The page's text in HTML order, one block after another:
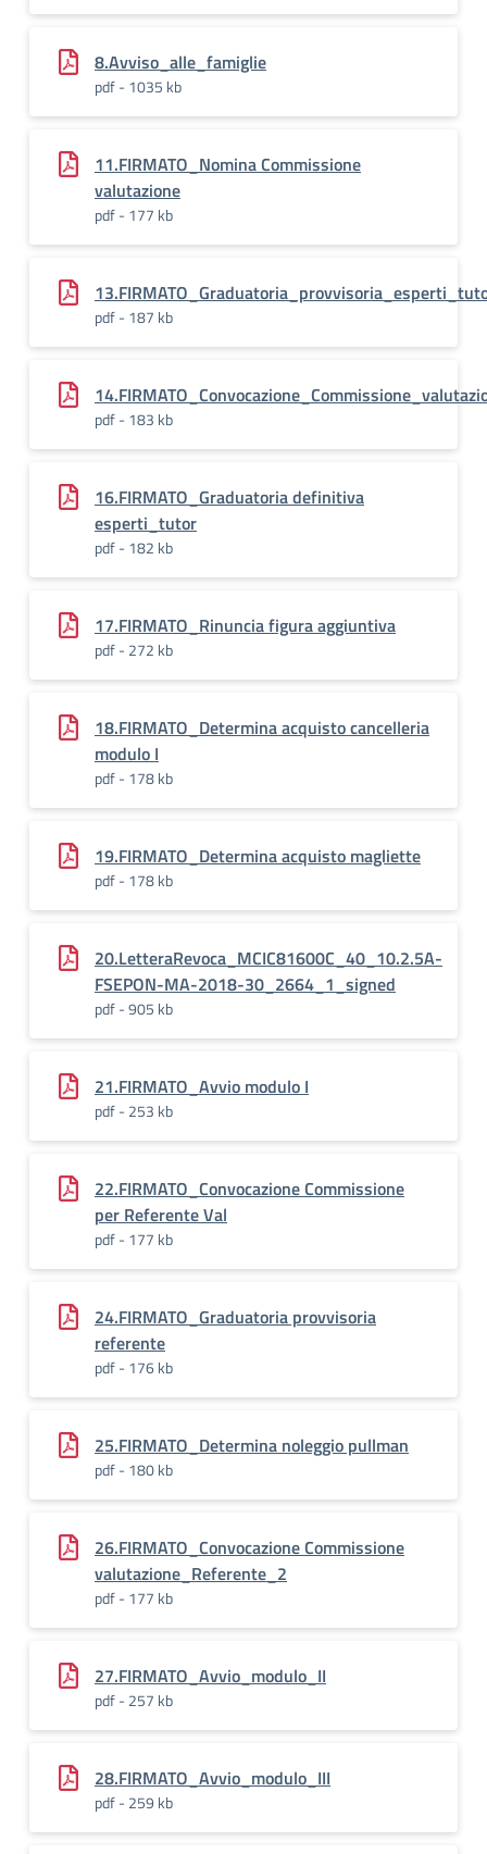
8.Avviso_alle_famiglie
pdf - 1035 kb
11.FIRMATO_Nomina Commissione
valutazione
pdf - 177 kb
pdf - 187 kb
pdf - 183 kb
16.FIRMATO_Graduatoria definitiva
esperti_tutor
pdf - 182 kb
17.FIRMATO_Rinuncia figura aggiuntiva
pdf - 272 kb
18.FIRMATO_Determina acquisto cancelleria
modulo I
pdf - 178 kb
19.FIRMATO_Determina acquisto magliette
pdf - 178 kb
20.LetteraRevoca_MCIC81600C_40_10.2.5A-
FSEPON-MA-2018-30_2664_1_signed
pdf - 905 kb
21.FIRMATO_Avvio modulo I
pdf - 253 kb
22.FIRMATO_Convocazione Commissione
per Referente Val
pdf - 177 kb
24.FIRMATO_Graduatoria provvisoria
referente
pdf - 176 kb
25.FIRMATO_Determina noleggio pullman
pdf - 180 kb
26.FIRMATO_Convocazione Commissione
valutazione_Referente_2
pdf - 177 kb
27.FIRMATO_Avvio_modulo_II
pdf - 257 kb
28.FIRMATO_Avvio_modulo_III
pdf - 259 kb